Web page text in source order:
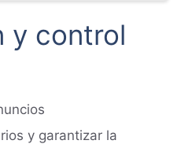
y control
y garantizar la